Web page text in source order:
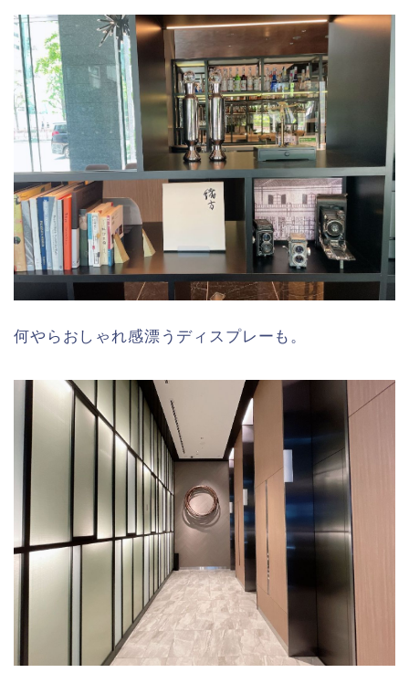
何やらおしゃれ感漂うディスプレーも。